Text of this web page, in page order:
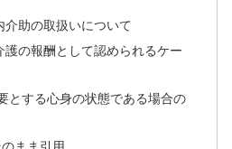
助の取扱いについて
護の報酬として認められるケー
とする心身の状態である場合の